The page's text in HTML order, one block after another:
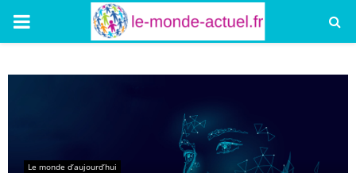
PRIMARY
Le monde d’aujourd’hui